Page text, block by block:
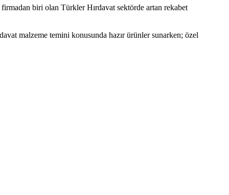
biri olan Türkler Hırdavat sektörde artan rekabet
malzeme temini konusunda hazır ürünler sunarken; özel